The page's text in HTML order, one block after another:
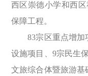
西区崇德小学和西
保障工程。
83宗区重点增加
设施项目、9宗民生
文旅综合体暨旅游基